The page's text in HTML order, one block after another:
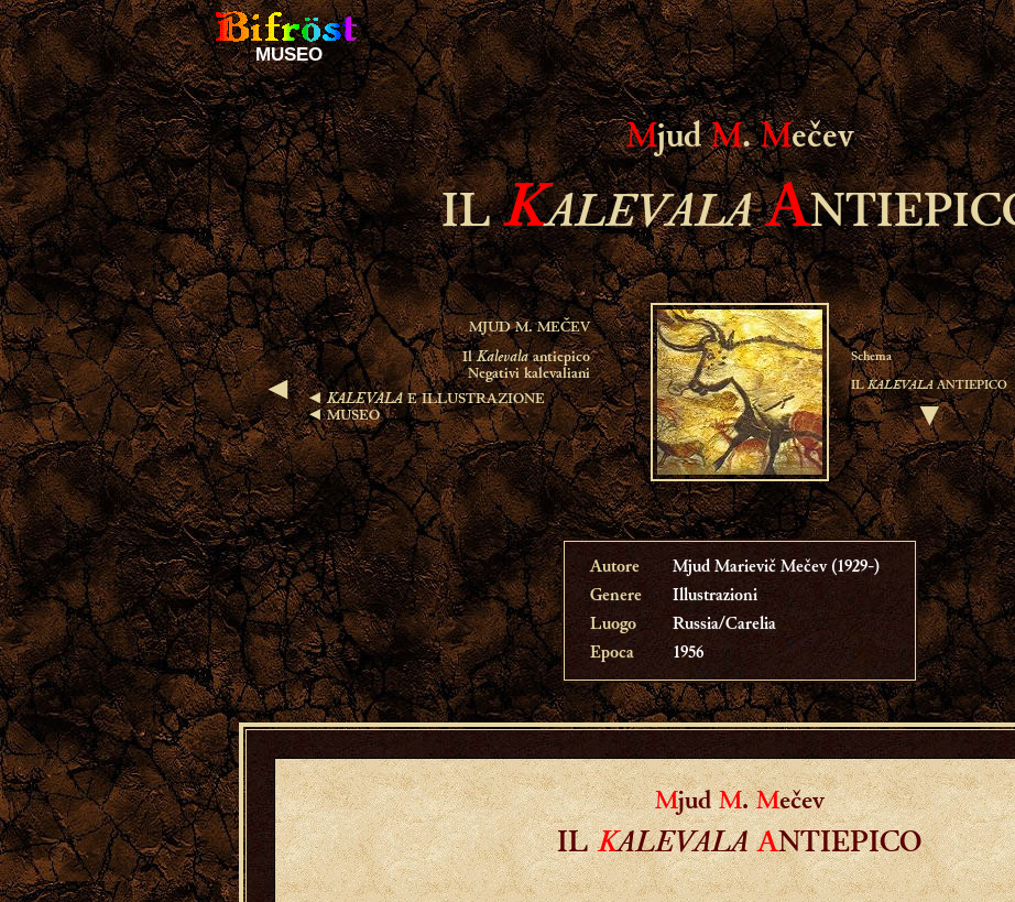
MUSEO
MjudM.Mečev
ILKALEVALA A
◄
Schema
ILKALEVALAANTIEPICO
▼
Autore
Mjud Marievič Mečev (1929-)
Genere
Illustrazioni
Luogo
Russia/Carelia
Epoca
1956
MjudM.Mečev
ILKALEVALA ANTIEPICO